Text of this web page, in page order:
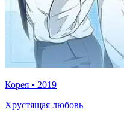
Корея • 2019
Хрустящая любовь